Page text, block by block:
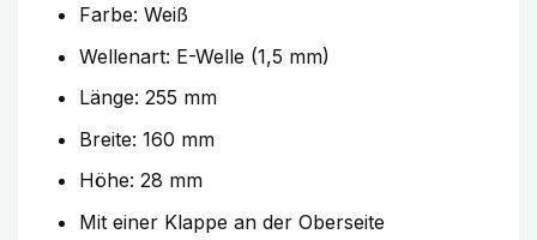
Farbe: Weiß
Wellenart: E-Welle (1,5 mm)
Länge: 255 mm
Breite: 160 mm
Höhe: 28 mm
Mit einer Klappe an der Oberseite